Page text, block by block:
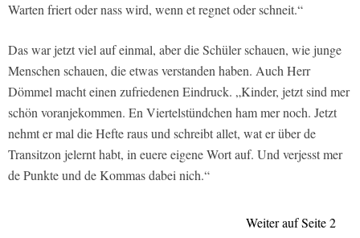
Warten friert oder nass wird, wenn et regnet oder schneit.“
Das war jetzt viel auf einmal, aber die Schüler schauen, wie junge
Menschen schauen, die etwas verstanden haben. Auch Herr
Dömmel macht einen zufriedenen Eindruck. „Kinder, jetzt sind mer
schön voranjekommen. En Viertelstündchen ham mer noch. Jetzt
nehmt er mal die Hefte raus und schreibt allet, wat er über de
Transitzon jelernt habt, in euere eigene Wort auf. Und verjesst mer
de Punkte und de Kommas dabei nich.“
Weiter auf Seite 2